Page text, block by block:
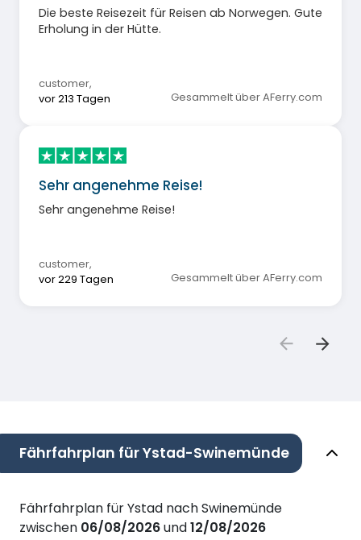
Die beste Reisezeit für Reisen ab Norwegen. Gute
Erholung in der Hütte.
customer,
vor 213 Tagen
Gesammelt über AFerry.com
Sehr angenehme Reise!
Sehr angenehme Reise!
customer,
vor 229 Tagen
Gesammelt über AFerry.com
Fährfahrplan für Ystad-Swinemünde
Fährfahrplan für Ystad nach Swinemünde
zwischen 06/08/2026und12/08/2026